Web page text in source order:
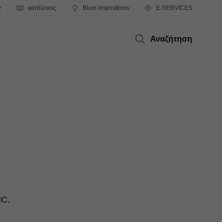
κατάλογος Blum Inspirations E-SERVICES
Αναζήτηση